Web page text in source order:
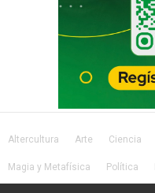
Altercultura Arte Ciencia
Magia y Metafísica Política